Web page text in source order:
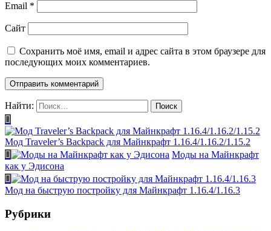
Email *
Сайт
Сохранить моё имя, email и адрес сайта в этом браузере для
последующих моих комментариев.
Найти:
Мод Traveler’s Backpack для Майнкрафт 1.16.4/1.16.2/1.15.2
Моды на Майнкрафт
как у Эдисона
Мод на быструю постройку для Майнкрафт 1.16.4/1.16.3
Рубрики